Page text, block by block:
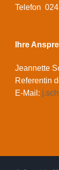
Telefon
Ihre
Jeannette
Referentin
E-Mail: